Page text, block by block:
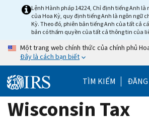
Lệnh Hành pháp 14224, Chỉ định tiếng Anh
của Hoa Kỳ, quy định tiếng Anh là ngôn ngữ
Kỳ. Theo đó, phiên bản tiếng Anh của tất cả
bản có thẩm quyền của tất cả thông tin của
Một trang web chính thức của chính phủ
Đây là cách bạn biết
TÌM KIẾM
Wisconsin Tax